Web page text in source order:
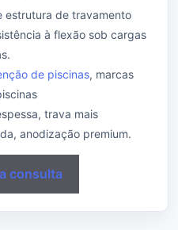
estrutura de travamento
à flexão sob cargas
de piscinas, marcas
trava mais
anodização premium.
consulta